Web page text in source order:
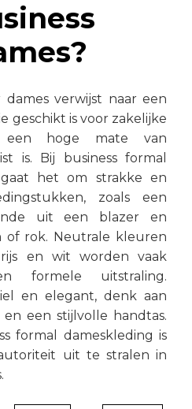
dames verwijst naar een
geschikt is voor zakelijke
een hoge mate van
is. Bij business formal
het om strakke en
zoals een
uit een blazer en
of rok. Neutrale kleuren
en wit worden vaak
formele uitstraling.
en elegant, denk aan
een stijlvolle handtas.
formal dameskleding is
uit te stralen in